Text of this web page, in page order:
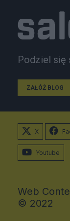
Podziel się
ZAŁÓŻ BLOG
X
Youtube
Web
© 2022